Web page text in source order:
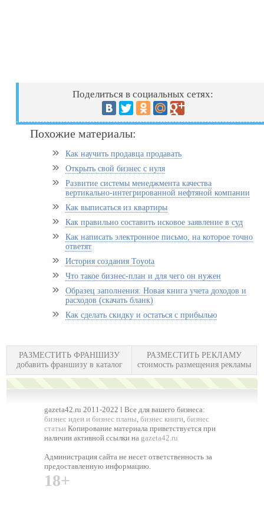
Поделиться в социальных сетях:
Похожие материалы:
Как научить продавца продавать
Открыть свой бизнес с нуля
Развитие системы менеджмента качества
вертикально-интегрированной нефтяной компании
Как выписаться из квартиры
Как правильно составить исковое заявление в суд
Как написать электронное письмо, на которое точно
ответят
История создания Toyota
Что такое бизнес-план и для чего он нужен
Образец заполнения: Новая книга учета доходов и
расходов (скачать бланк)
Как сделать скидку и остаться с прибылью
РАЗМЕСТИТЬ ФРАНШИЗУ
добавить франшизу в каталог
РАЗМЕСТИТЬ РЕКЛАМУ
стоимость размещения рекламы
gazeta42.ru 2011-2022 l Все для вашего бизнеса:
бизнес идеи и бизнес планы,бизнес книги,бизнес
статьи Копирование материала приветствуется при
наличии активной ссылки на gazeta42.ru
Администрация сайта не несет ответственность за
предоставленную информацию.
18+